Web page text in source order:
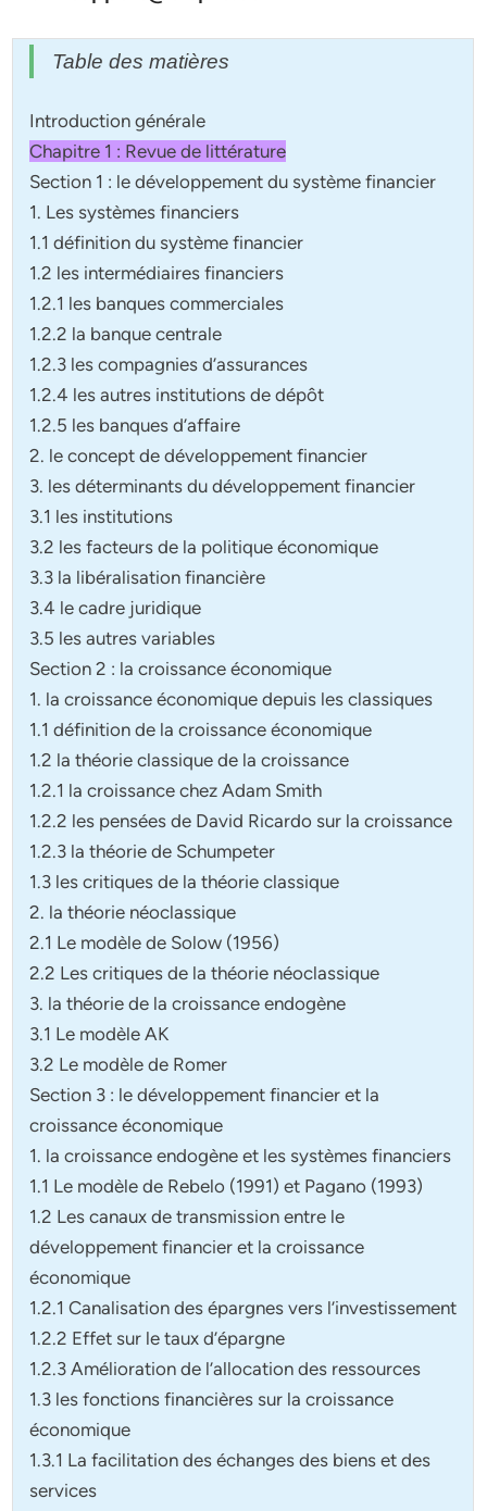
Table des matières
Introduction générale
Chapitre 1 : Revue de littérature
Section 1 : le développement du système financier
1. Les systèmes financiers
1.1 définition du système financier
1.2 les intermédiaires financiers
1.2.1 les banques commerciales
1.2.2 la banque centrale
1.2.3 les compagnies d’assurances
1.2.4 les autres institutions de dépôt
1.2.5 les banques d’affaire
2. le concept de développement financier
3. les déterminants du développement financier
3.1 les institutions
3.2 les facteurs de la politique économique
3.3 la libéralisation financière
3.4 le cadre juridique
3.5 les autres variables
Section 2 : la croissance économique
1. la croissance économique depuis les classiques
1.1 définition de la croissance économique
1.2 la théorie classique de la croissance
1.2.1 la croissance chez Adam Smith
1.2.2 les pensées de David Ricardo sur la croissance
1.2.3 la théorie de Schumpeter
1.3 les critiques de la théorie classique
2. la théorie néoclassique
2.1 Le modèle de Solow (1956)
2.2 Les critiques de la théorie néoclassique
3. la théorie de la croissance endogène
3.1 Le modèle AK
3.2 Le modèle de Romer
Section 3 : le développement financier et la
croissance économique
1. la croissance endogène et les systèmes financiers
1.1 Le modèle de Rebelo (1991) et Pagano (1993)
1.2 Les canaux de transmission entre le
développement financier et la croissance
économique
1.2.1 Canalisation des épargnes vers l’investissement
1.2.2 Effet sur le taux d’épargne
1.2.3 Amélioration de l’allocation des ressources
1.3 les fonctions financières sur la croissance
économique
1.3.1 La facilitation des échanges des biens et des
services